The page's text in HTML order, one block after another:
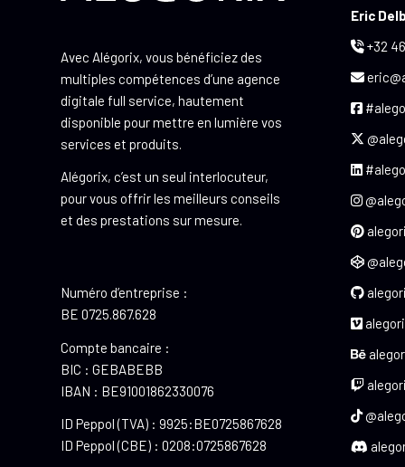
Avec Alégorix, vous bénéficiez des
multiples compétences d’une agence
digitale full service, hautement
disponible pour mettre en lumière vos
services et produits.
Alégorix, c’est un seul interlocuteur,
pour vous offrir les meilleurs conseils
et des prestations sur mesure.
Numéro d’entreprise :
BE 0725.867.628
Compte bancaire :
BIC : GEBABEBB
IBAN : BE91001862330076
ID Peppol (TVA) : 9925:BE0725867628
ID Peppol (CBE) : 0208:0725867628
Eric
+32